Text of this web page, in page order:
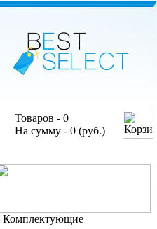
Товаров - 0
На сумму - 0 (руб.)
Комплектующие